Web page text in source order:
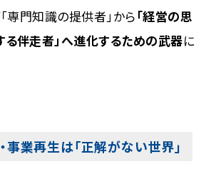
専門知識の提供者」から 「経営の思
伴走者」へ進化するための武器に
事業再生は「正解がない世界」